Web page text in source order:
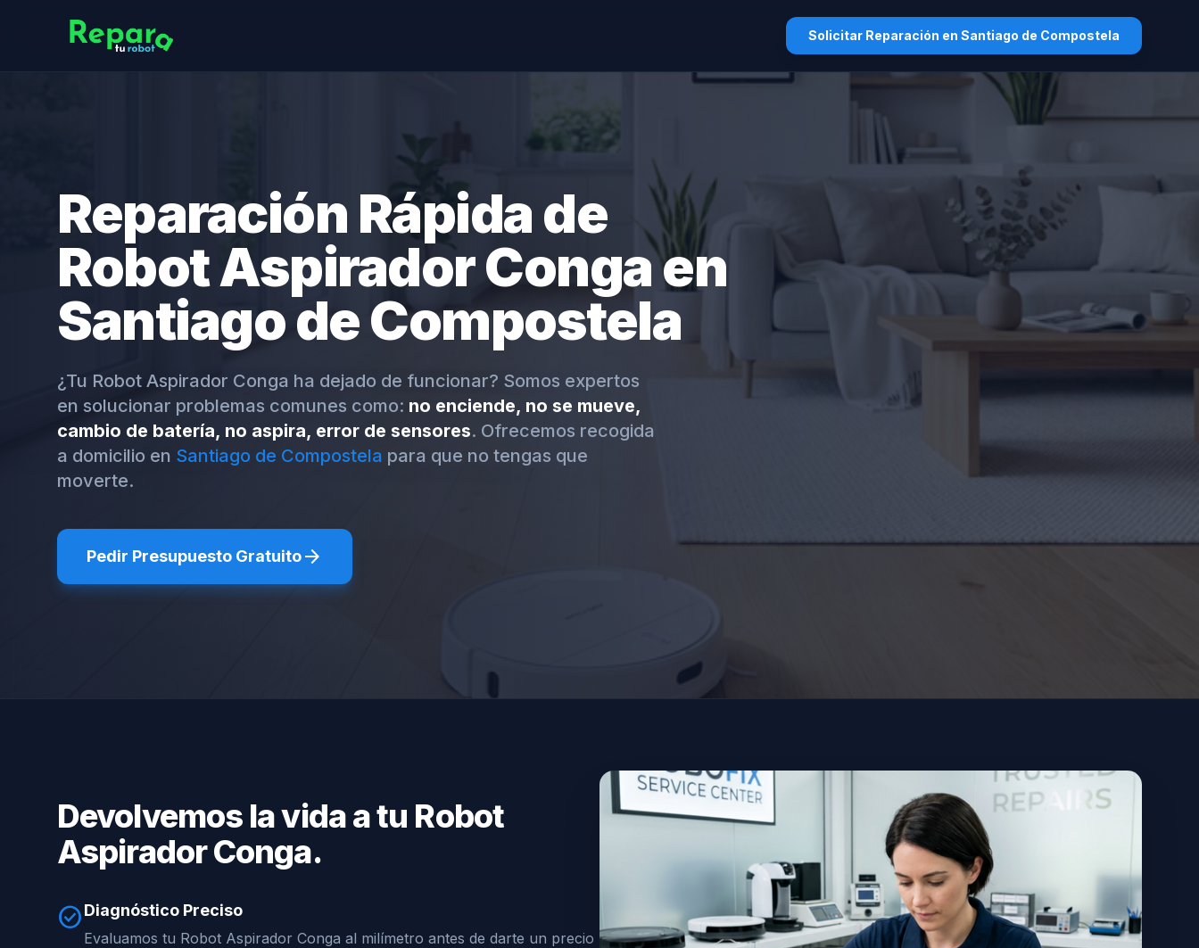
Solicitar Reparación en Santiago de Compostela
Reparación Rápida de
Robot Aspirador Conga en
Santiago de Compostela
¿Tu Robot Aspirador Conga ha dejado de funcionar? Somos expertos
en solucionar problemas comunes como: no enciende, no se mueve,
cambio de batería, no aspira, error de sensores. Ofrecemos recogida
a domicilio en Santiago de Compostela para que no tengas que
moverte.
Pedir Presupuesto Gratuitoarrow_forward
Devolvemos la vida a tu Robot
Aspirador Conga.
check_circleDiagnóstico Preciso
Evaluamos tu Robot Aspirador Conga al milímetro antes de darte un precio